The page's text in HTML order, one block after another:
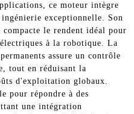
ce moteur intègre
exceptionnelle. Son
compacte le rendent idéal pour
à la robotique. La
assure un contrôle
tout en réduisant la
d'exploitation globaux.
pour répondre à des
une intégration